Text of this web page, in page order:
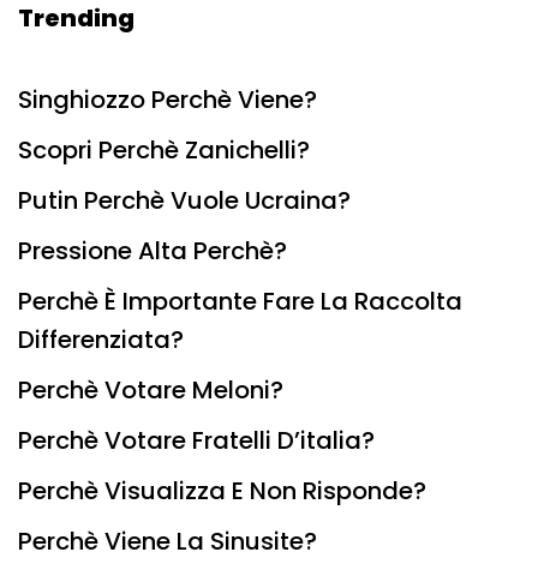
Trending
Singhiozzo Perchè Viene?
Scopri Perchè Zanichelli?
Putin Perchè Vuole Ucraina?
Pressione Alta Perchè?
Perchè È Importante Fare La Raccolta
Differenziata?
Perchè Votare Meloni?
Perchè Votare Fratelli D’italia?
Perchè Visualizza E Non Risponde?
Perchè Viene La Sinusite?